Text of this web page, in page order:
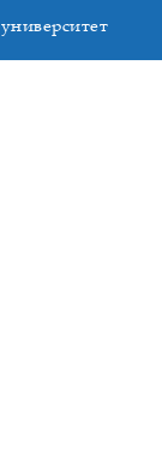
университет